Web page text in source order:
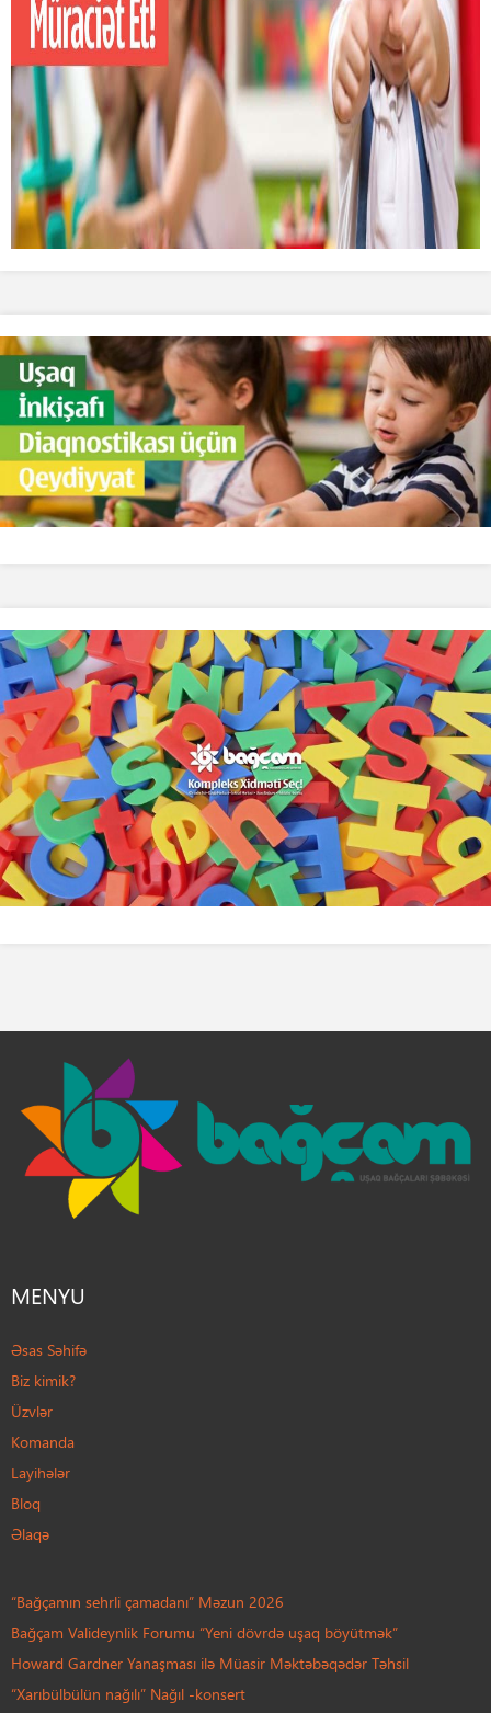
MENYU
Əsas Səhifə
Biz kimik?
Üzvlər
Komanda
Layihələr
Bloq
Əlaqə
“Bağçamın sehrli çamadanı” Məzun 2026
Bağçam Valideynlik Forumu “Yeni dövrdə uşaq böyütmək”
Howard Gardner Yanaşması ilə Müasir Məktəbəqədər Təhsil
“Xarıbülbülün nağılı” Nağıl -konsert